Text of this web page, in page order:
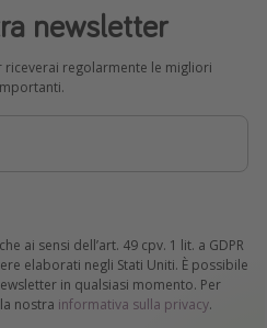
newsletter
regolarmente le migliori
ai sensi dell’art. 49 cpv. 1 lit. a GDPR
elaborati negli Stati Uniti. È possibile
in qualsiasi momento. Per
nostra informativa sulla privacy.